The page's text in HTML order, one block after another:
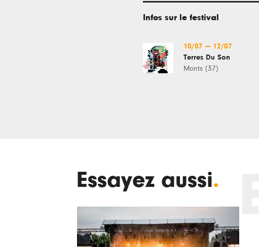
Infos sur le festival
10/07 — 12/07
Terres Du Son
Monts (37)
Essayez aussi.